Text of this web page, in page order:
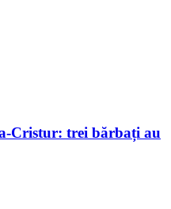
Cristur: trei bărbați au